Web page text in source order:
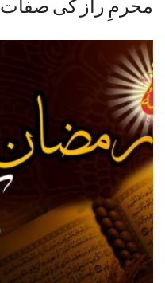
محرمِ راز کی صفات Mehram-e-Raaz Ki Sifaat